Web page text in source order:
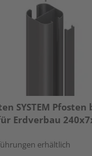
SYSTEM Pfosten
Erdverbau
erhältlich